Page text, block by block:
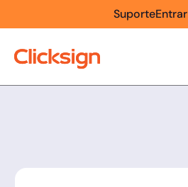
SuporteEntrar